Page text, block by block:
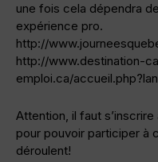
une fois cela dépendra
expérience pro.
http://
http://www.destination-
emploi.ca/
Attention, il faut
pour pouvoir participer à
déroulent!